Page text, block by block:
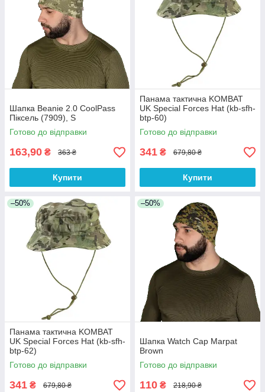
Шапка Beanie 2.0 CoolPass
Піксель (7909), S
Готово до відправки
163,90 ₴ 363 ₴
Купити
Панама тактична KOMBAT
UK Special Forces Hat (kb-sfh-
btp-60)
Готово до відправки
341 ₴ 679,80 ₴
Купити
–50%
Панама тактична KOMBAT
UK Special Forces Hat (kb-sfh-
btp-62)
Готово до відправки
341 ₴ 679,80 ₴
–50%
Шапка Watch Cap Marpat
Brown
Готово до відправки
110 ₴ 218,90 ₴